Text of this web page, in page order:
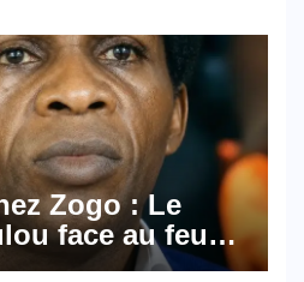
Zogo : Le
face au feu
de la